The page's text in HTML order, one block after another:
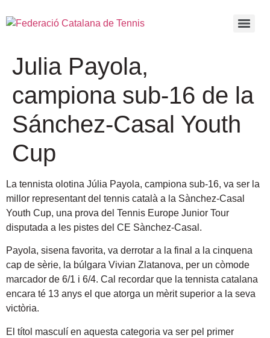
Julia Payola,
campiona sub-16 de la
Sánchez-Casal Youth
Cup
La tennista olotina Júlia Payola, campiona sub-16, va ser la
millor representant del tennis català a la Sànchez-Casal
Youth Cup, una prova del Tennis Europe Junior Tour
disputada a les pistes del CE Sànchez-Casal .
Payola, sisena favorita, va derrotar a la final a la cinquena
cap de sèrie, la búlgara Vivian Zlatanova, per un còmode
marcador de 6/1 i 6/4. Cal recordar que la tennista catalana
encara té 13 anys el que atorga un mèrit superior a la seva
victòria.
El títol masculí en aquesta categoria va ser pel primer